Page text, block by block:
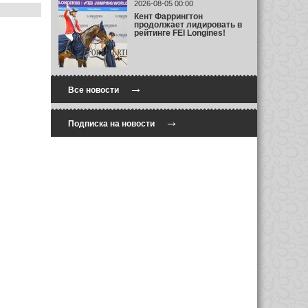
2026-08-05 00:00
Кент Фаррингтон
продолжает лидировать в
рейтинге FEI Longines!
Все новости→
Подписка на новости→